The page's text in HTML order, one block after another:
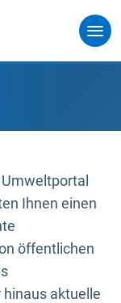
Ihnen einen
öffentlichen
aktuelle